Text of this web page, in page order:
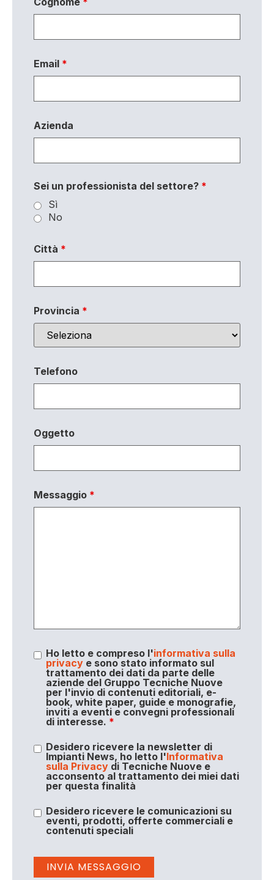
Email *
Azienda
Sei un professionista del settore? *
Sì
No
Città *
Provincia *
Telefono
Oggetto
Messaggio *
Ho letto e compreso l'informativa sulla
privacye sono stato informato sul
trattamento dei dati da parte delle
aziende del Gruppo Tecniche Nuove
per l'invio di contenuti editoriali, e-
book, white paper, guide e monografie,
inviti a eventi e convegni professionali
di interesse. *
Desidero ricevere la newsletter di
Impianti News, ho letto l'Informativa
sulla Privacydi Tecniche Nuove e
acconsento al trattamento dei miei dati
per questa finalità
Desidero ricevere le comunicazioni su
eventi, prodotti, offerte commerciali e
contenuti speciali